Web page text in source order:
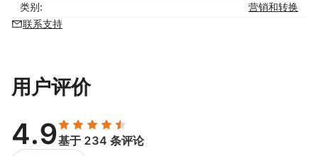
类别:
营销和转换
联系支持
用户评价
4.9基于 234 条评论